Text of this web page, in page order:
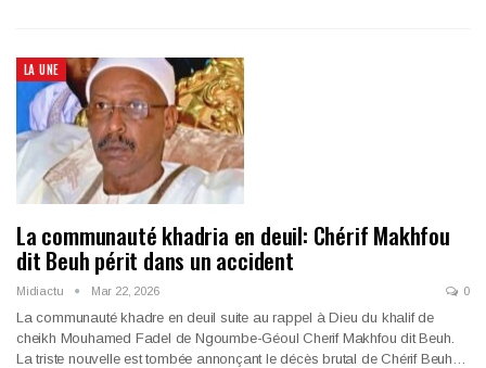
LA UNE
La communauté khadria en deuil: Chérif Makhfou
dit Beuh périt dans un accident
Midiactu Mar 22, 2026 0
La communauté khadre en deuil suite au rappel à Dieu du khalif de
cheikh Mouhamed Fadel de Ngoumbe-Géoul Cherif Makhfou dit Beuh.
La triste nouvelle est tombée annonçant le décès brutal de Chérif Beuh…